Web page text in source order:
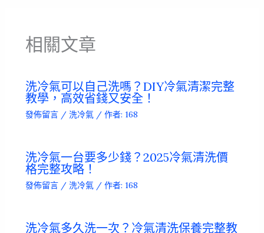
相關文章
洗冷氣可以自己洗嗎？DIY冷氣清潔完整
教學，高效省錢又安全！
發佈留言 / 洗冷氣/ 作者: 168
洗冷氣一台要多少錢？2025冷氣清洗價
格完整攻略！
發佈留言 / 洗冷氣/ 作者: 168
洗冷氣多久洗一次？冷氣清洗保養完整教